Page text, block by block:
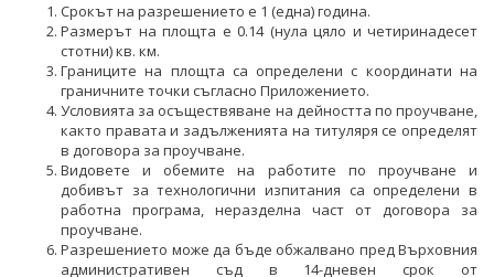
МЕТАЛНИ ПОЛЕЗНИ ИЗКОПАЕМИ
НЕМЕТАЛНИ ПОЛЕЗНИ ИЗКОПАЕМИ -
ИНДУСТРИАЛНИ МИНЕРАЛИ
НЕФТ И ПРИРОДЕН ГАЗ
ТВЪРДИ ГОРИВА
СТРОИТЕЛНИ МАТЕРИАЛИ
Срокът на разрешението е 1 (една) година.
Размерът на площта е 0.14 (нула цяло и четиринадесет
стотни) кв. км.
Границите на площта са определени с координати на
граничните точки съгласно Приложението.
Условията за осъществяване на дейността по проучване,
както правата и задълженията на титуляря се определят
в договора за проучване.
Видовете и обемите на работите по проучване и
добивът за технологични изпитания са определени в
работна програма, неразделна част от договора за
проучване.
Разрешението може да бъде обжалвано пред Върховния
административен съд в 14-дневен срок от